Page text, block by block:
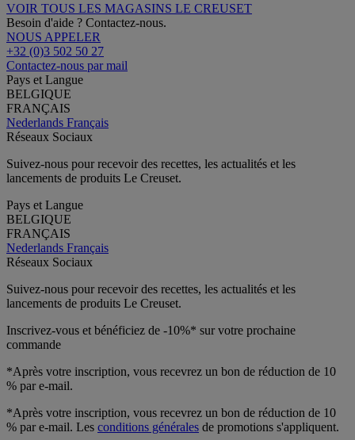
VOIR TOUS LES MAGASINS LE CREUSET
Besoin d'aide ? Contactez-nous.
NOUS APPELER
+32 (0)3 502 50 27
Contactez-nous par mail
Pays et Langue
BELGIQUE
FRANÇAIS
Nederlands Français
Réseaux Sociaux
Suivez-nous pour recevoir des recettes, les actualités et les
lancements de produits Le Creuset.
Pays et Langue
BELGIQUE
FRANÇAIS
Nederlands Français
Réseaux Sociaux
Suivez-nous pour recevoir des recettes, les actualités et les
lancements de produits Le Creuset.
Inscrivez-vous et bénéficiez de -10%* sur votre prochaine
commande
*Après votre inscription, vous recevrez un bon de réduction de 10
% par e-mail.
*Après votre inscription, vous recevrez un bon de réduction de 10
% par e-mail. Les conditions générales de promotions s'appliquent.